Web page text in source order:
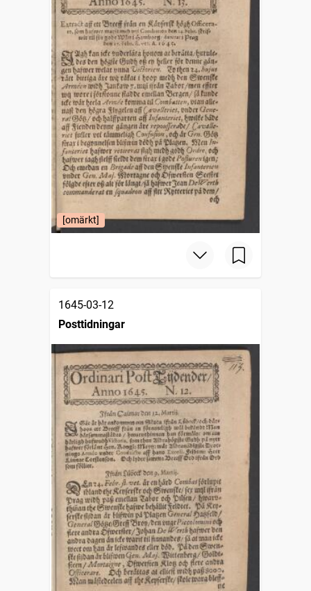
[omärkt]
1645-03-12
Posttidningar